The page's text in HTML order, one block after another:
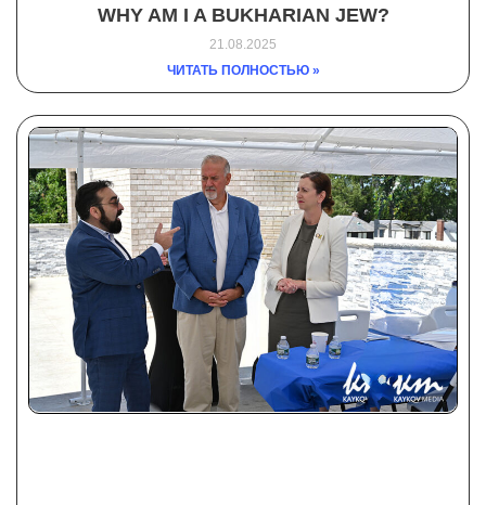
WHY AM I A BUKHARIAN JEW?
21.08.2025
ЧИТАТЬ ПОЛНОСТЬЮ »